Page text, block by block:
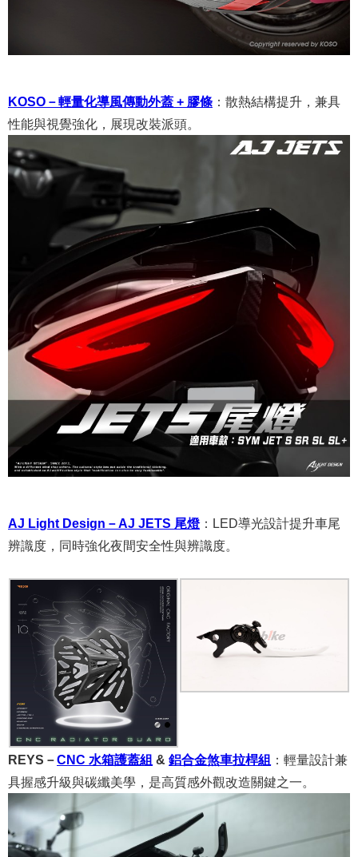
KOSO－輕量化導風傳動外蓋 + 膠條 ： 散熱結構提升，兼具
性能與視覺強化，展現改裝派頭。
AJ Light Design－AJ JETS 尾燈：
LED導光設計提升車尾
辨識度，同時強化夜間安全性與辨識度。
REYS－CNC 水箱護蓋組 & 鋁合金煞車拉桿組 ： 輕量設計兼
具握感升級與碳纖美學，是高質感外觀改造關鍵之一。